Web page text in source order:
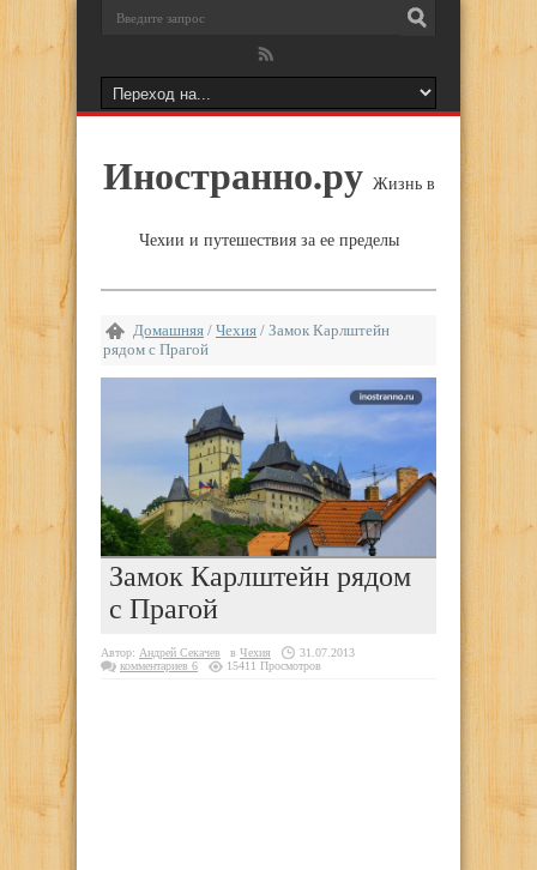
Иностранно.ру Жизнь в
Чехии и путешествия за ее пределы
Домашняя / Чехия / Замок Карлштейн
рядом с Прагой
Замок Карлштейн рядом
с Прагой
Автор: Андрей Секачев в Чехия
31.07.2013
комментариев 6
15411 Просмотров